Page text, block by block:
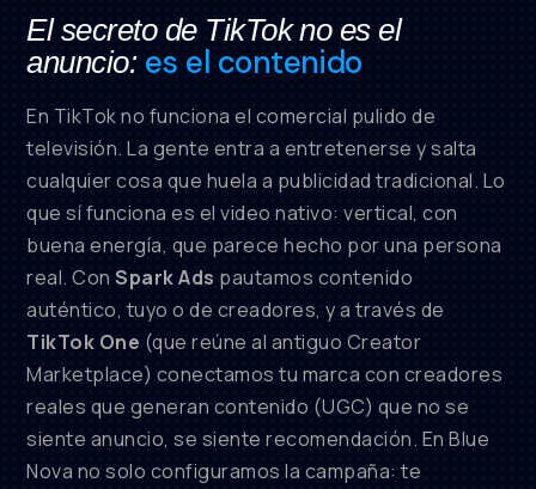
El secreto de TikTok no es el
anuncio: es el contenido
En TikTok no funciona el comercial pulido de
televisión. La gente entra a entretenerse y salta
cualquier cosa que huela a publicidad tradicional. Lo
que sí funciona es el video nativo: vertical, con
buena energía, que parece hecho por una persona
real. ConSpark Ads pautamos contenido
auténtico, tuyo o de creadores, y a través de
TikTok One (que reúne al antiguo Creator
Marketplace) conectamos tu marca con creadores
reales que generan contenido (UGC) que no se
siente anuncio, se siente recomendación. En Blue
Nova no solo configuramos la campaña: te